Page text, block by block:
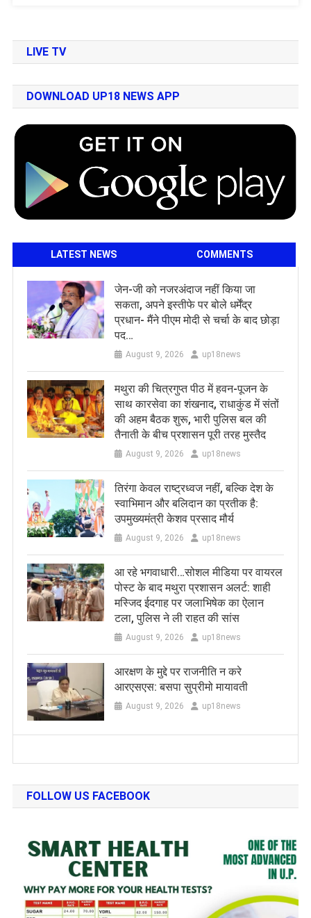
LIVE TV
DOWNLOAD UP18 NEWS APP
LATEST NEWS COMMENTS
जेन-जी को नजरअंदाज नहीं किया जा
सकता, अपने इस्तीफे पर बोले धर्मेंद्र
प्रधान- मैंने पीएम मोदी से चर्चा के बाद छोड़ा
पद…
August 9, 2026 up18news
मथुरा की चित्रगुप्त पीठ में हवन-पूजन के
साथ कारसेवा का शंखनाद, राधाकुंड में संतों
की अहम बैठक शुरू, भारी पुलिस बल की
तैनाती के बीच प्रशासन पूरी तरह मुस्तैद
August 9, 2026 up18news
तिरंगा केवल राष्ट्रध्वज नहीं, बल्कि देश के
स्वाभिमान और बलिदान का प्रतीक है:
उपमुख्यमंत्री केशव प्रसाद मौर्य
August 9, 2026 up18news
आ रहे भगवाधारी…सोशल मीडिया पर वायरल
पोस्ट के बाद मथुरा प्रशासन अलर्ट: शाही
मस्जिद ईदगाह पर जलाभिषेक का ऐलान
टला, पुलिस ने ली राहत की सांस
August 9, 2026 up18news
आरक्षण के मुद्दे पर राजनीति न करे
आरएसएस: बसपा सुप्रीमो मायावती
August 9, 2026 up18news
FOLLOW US FACEBOOK